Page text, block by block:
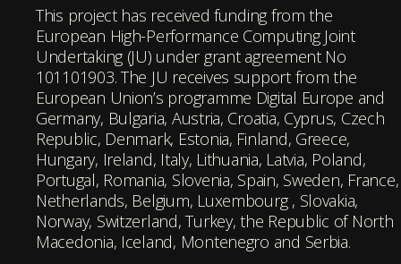
This project has received funding from the
European High-Performance Computing Joint
Undertaking (JU) under grant agreement No
101101903. The JU receives support from the
European Union’s programme Digital Europe and
Germany, Bulgaria, Austria, Croatia, Cyprus, Czech
Republic, Denmark, Estonia, Finland, Greece,
Hungary, Ireland, Italy, Lithuania, Latvia, Poland,
Portugal, Romania, Slovenia, Spain, Sweden, France,
Netherlands, Belgium, Luxembourg , Slovakia,
Norway, Switzerland, Turkey, the Republic of North
Macedonia, Iceland, Montenegro and Serbia.